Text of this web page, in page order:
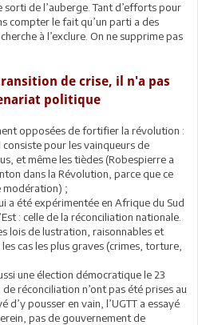
sorti de l’auberge. Tant d’efforts pour
compter le fait qu’un parti a des
à l’exclure. On ne supprime pas
de crise, il n'a pas
politique
opposées de fortifier la révolution :
pour les vainqueurs de
et même les tièdes (Robespierre a
dans la Révolution, parce que ce
modération) ;
a été expérimentée en Afrique du Sud
: celle de la réconciliation nationale.
lois de lustration, raisonnables et
cas les plus graves (crimes, torture,
une élection démocratique le 23
réconciliation n’ont pas été prises au
d’y pousser en vain, l’UGTT a essayé
pas de gouvernement de